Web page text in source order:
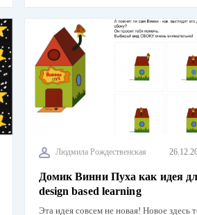
Людмила Рождественская
Домик Винни Пуха как идея
design based learning
Эта идея совсем не новая! Новое здесь